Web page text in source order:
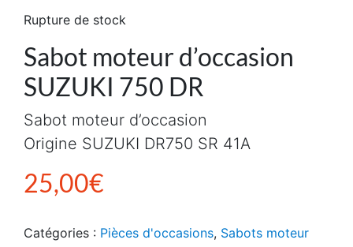
Sabot moteur d’occasion
SUZUKI 750 DR
25,00€
Sabot moteur d’occasion
Origine SUZUKI DR750 SR 41A
Rupture de stock
Catégories : Pièces d'occasions, Sabots moteur